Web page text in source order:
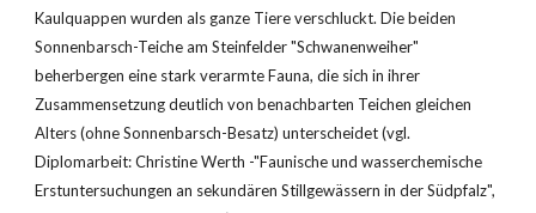
Kaulquappen wurden als ganze Tiere verschluckt. Die beiden
Sonnenbarsch-Teiche am Steinfelder "Schwanenweiher"
beherbergen eine stark verarmte Fauna, die sich in ihrer
Zusammensetzung deutlich von benachbarten Teichen gleichen
Alters (ohne Sonnenbarsch-Besatz) unterscheidet (vgl.
Diplomarbeit: Christine Werth -"Faunische und wasserchemische
Erstuntersuchungen an sekundären Stillgewässern in der Südpfalz",